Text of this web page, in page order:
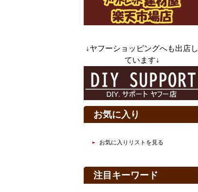
↓ヤフーショッピングへも出店し
ています↓
お気に入り
お気に入りリストを見る
注目キーワード